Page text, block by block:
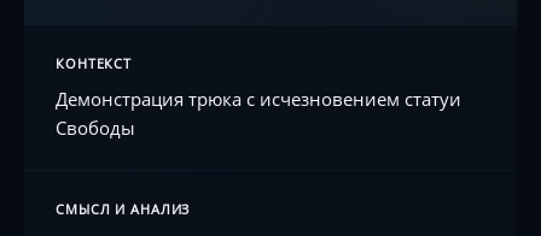
КОНТЕКСТ
Демонстрация трюка с исчезновением статуи
Свободы
СМЫСЛ И АНАЛИЗ